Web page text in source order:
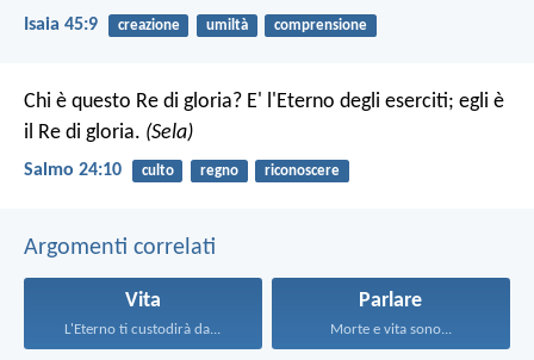
Isaia 45:9 creazione umiltà comprensione
Chi è questo Re di gloria? E' l'Eterno degli eserciti; egli è
il Re di gloria. (Sela)
Salmo 24:10 culto regno riconoscere
Argomenti correlati
Vita
L'Eterno ti custodirà da...
Parlare
Morte e vita sono...